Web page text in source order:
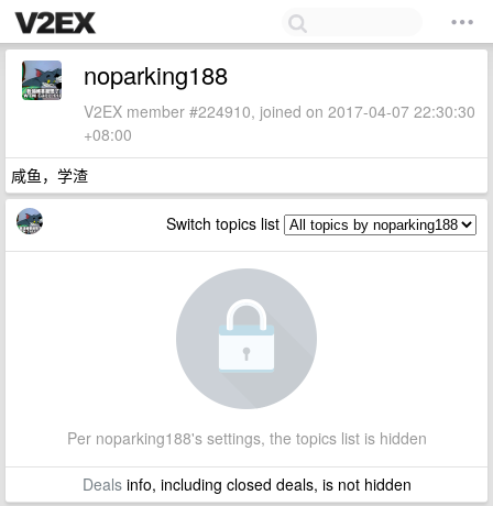
noparking188
V2EX member #224910, joined on 2017-04-07 22:30:30
+08:00
咸鱼，学渣
Switch topics list
Per noparking188's settings, the topics list is hidden
Dealsinfo, including closed deals, is not hidden